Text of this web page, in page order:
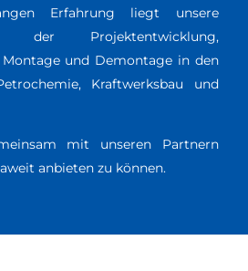
Erfahrung liegt unsere
der Projektentwicklung,
und Demontage in den
Kraftwerksbau und
mit unseren Partnern
anbieten zu können.